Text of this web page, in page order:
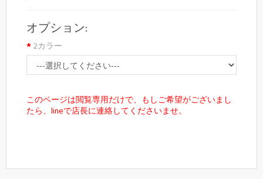
オプション:
2カラー
このページは閲覧専用だけで、もしご希望がございまし
たら、lineで店長に連絡してくださいませ。